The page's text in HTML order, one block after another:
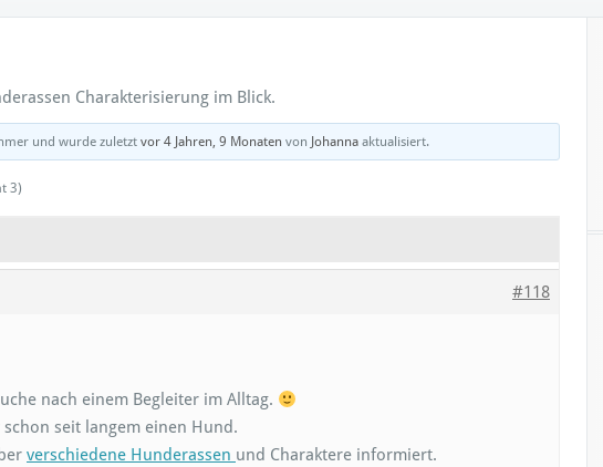
Charakterisierung im Blick.
und wurde zuletztvor 4 Jahren, 9 Monaten von Johanna aktualisiert.
3)
#118
nach einem Begleiter im Alltag.
seit langem einen Hund.
verschiedene Hunderassen und Charaktere informiert.